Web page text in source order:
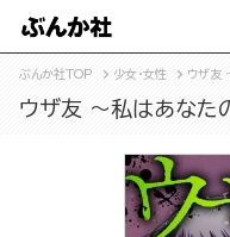
ぶんか社TOP 少女・女性 ウザ友
ウザ友 ～私はあなた